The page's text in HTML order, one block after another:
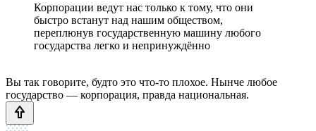
Корпорации ведут нас только к тому, что они
быстро встанут над нашим обществом,
переплюнув государственную машину любого
государства легко и непринуждённо
Вы так говорите, будто это что-то плохое. Нынче любое
государство — корпорация, правда национальная.